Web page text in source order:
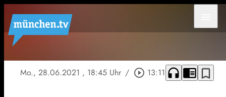
Mo., 28.06.2021 , 18:45 Uhr / play_circle_outline 13:11 headphones chrome_reader_mode bookmark_border